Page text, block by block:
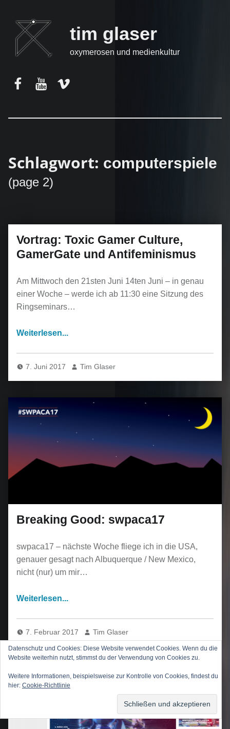
tim glaser
oxymerosen und medienkultur
Schlagwort: computerspiele
(page 2)
Vortrag: Toxic Gamer Culture,
GamerGate und Antifeminismus
Am Mittwoch den 21sten Juni 14ten Juni – in genau
einer Woche – werde ich ab 11:30 eine Sitzung des
Ringseminars…
7. Juni 2017 Tim Glaser
Breaking Good: swpaca17
swpaca17 – nächste Woche fliege ich in die USA,
genauer gesagt nach Albuquerque / New Mexico,
nicht (nur) um mir…
7. Februar 2017 Tim Glaser
Datenschutz und Cookies: Diese Website verwendet Cookies. Wenn du die
Website weiterhin nutzt, stimmst du der Verwendung von Cookies zu.
Weitere Informationen, beispielsweise zur Kontrolle von Cookies, findest du
hier: Cookie-Richtlinie